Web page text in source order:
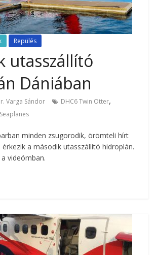
Repülés
utasszállító
Dániában
Varga Sándor DHC6 Twin Otter,
minden zsugorodik, örömteli hírt
a második utasszállító hidroplán.
videómban.